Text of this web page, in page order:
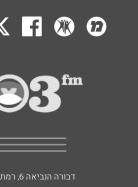
דבורה הנביאה 6, רמת השרון